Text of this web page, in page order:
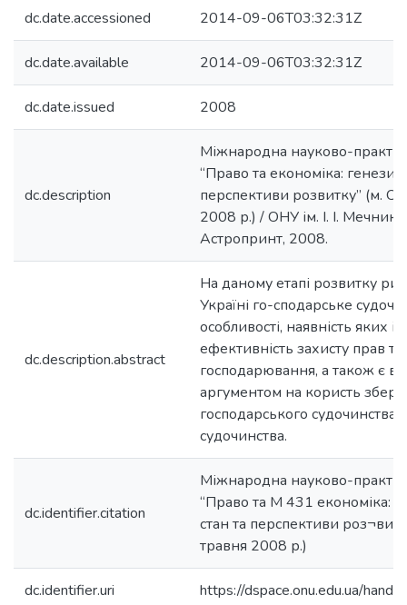
dc.date.accessioned 2014-09-06T03:32:31Z
dc.date.available 2014-09-06T03:32:31Z
dc.date.issued 2008
dc.description
Міжнародна науково-
“Право та економіка:
перспективи розвитку” (м.
2008 р.) / ОНУ ім. І. І.
Астропринт, 2008.
dc.description.abstract
На даному етапі розвитку
Україні го-сподарське
особливості, наявність яких
ефективність захисту прав та
господарювання, а також є
аргументом на користь
господарського судочинства
судочинства.
dc.identifier.citation
Міжнародна науково-
“Право та М 431 економіка:
стан та перспективи
травня 2008 р.)
dc.identifier.uri https://dspace.onu.edu.ua/